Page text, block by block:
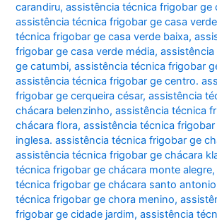
carandiru,assistência técnica frigobar ge
assistência técnica frigobar ge casa
técnica frigobar ge casa verde baixa,
frigobar ge casa verde média,
ge catumbi,assistência técnica frigobar
assistência técnica frigobar ge centro.
frigobar ge cerqueira césar,assistência
chácara belenzinho,assistência técnica
chácara flora,assistência técnica frigobar
inglesa. assistência técnica frigobar ge
assistência técnica frigobar ge chácara
técnica frigobar ge chácara monte alegre
técnica frigobar ge chácara santo antonio
técnica frigobar ge chora menino,
frigobar ge cidade jardim,assistência